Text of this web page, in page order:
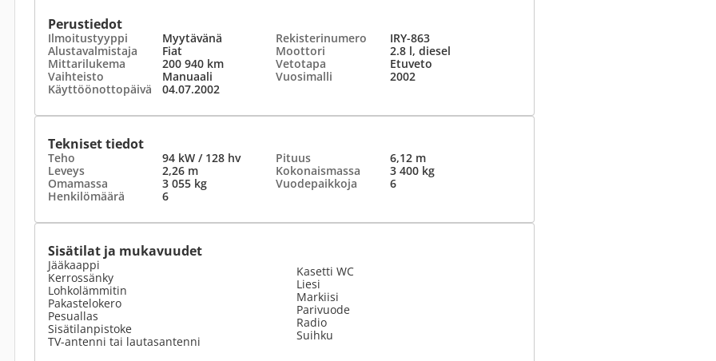
Perustiedot
Ilmoitustyyppi Myytävänä Rekisterinumero
IRY-863
Alustavalmistaja
Fiat Moottori
2.8 l, diesel
Mittarilukema
200 940 km Vetotapa
Etuveto
Vaihteisto
Manuaali Vuosimalli
2002
Käyttöönottopäivä
04.07.2002
Tekniset tiedot
Teho 94 kW / 128 hv Pituus
6,12 m
Leveys
2,26 m Kokonaismassa
3 400 kg
Omamassa
3 055 kg Vuodepaikkoja
6
Henkilömäärä
6
Sisätilat ja mukavuudet
Jääkaappi
Kerrossänky
Lohkolämmitin
Pakastelokero
Pesuallas
Sisätilanpistoke
TV-antenni tai lautasantenni
Kasetti WC
Liesi
Markiisi
Parivuode
Radio
Suihku